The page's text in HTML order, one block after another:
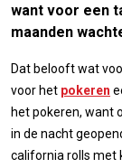
want voor een
maanden
Dat belooft wat
voor het pokeren
het pokeren, want
in de nacht
california rolls met